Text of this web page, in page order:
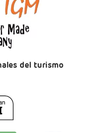
del turismo